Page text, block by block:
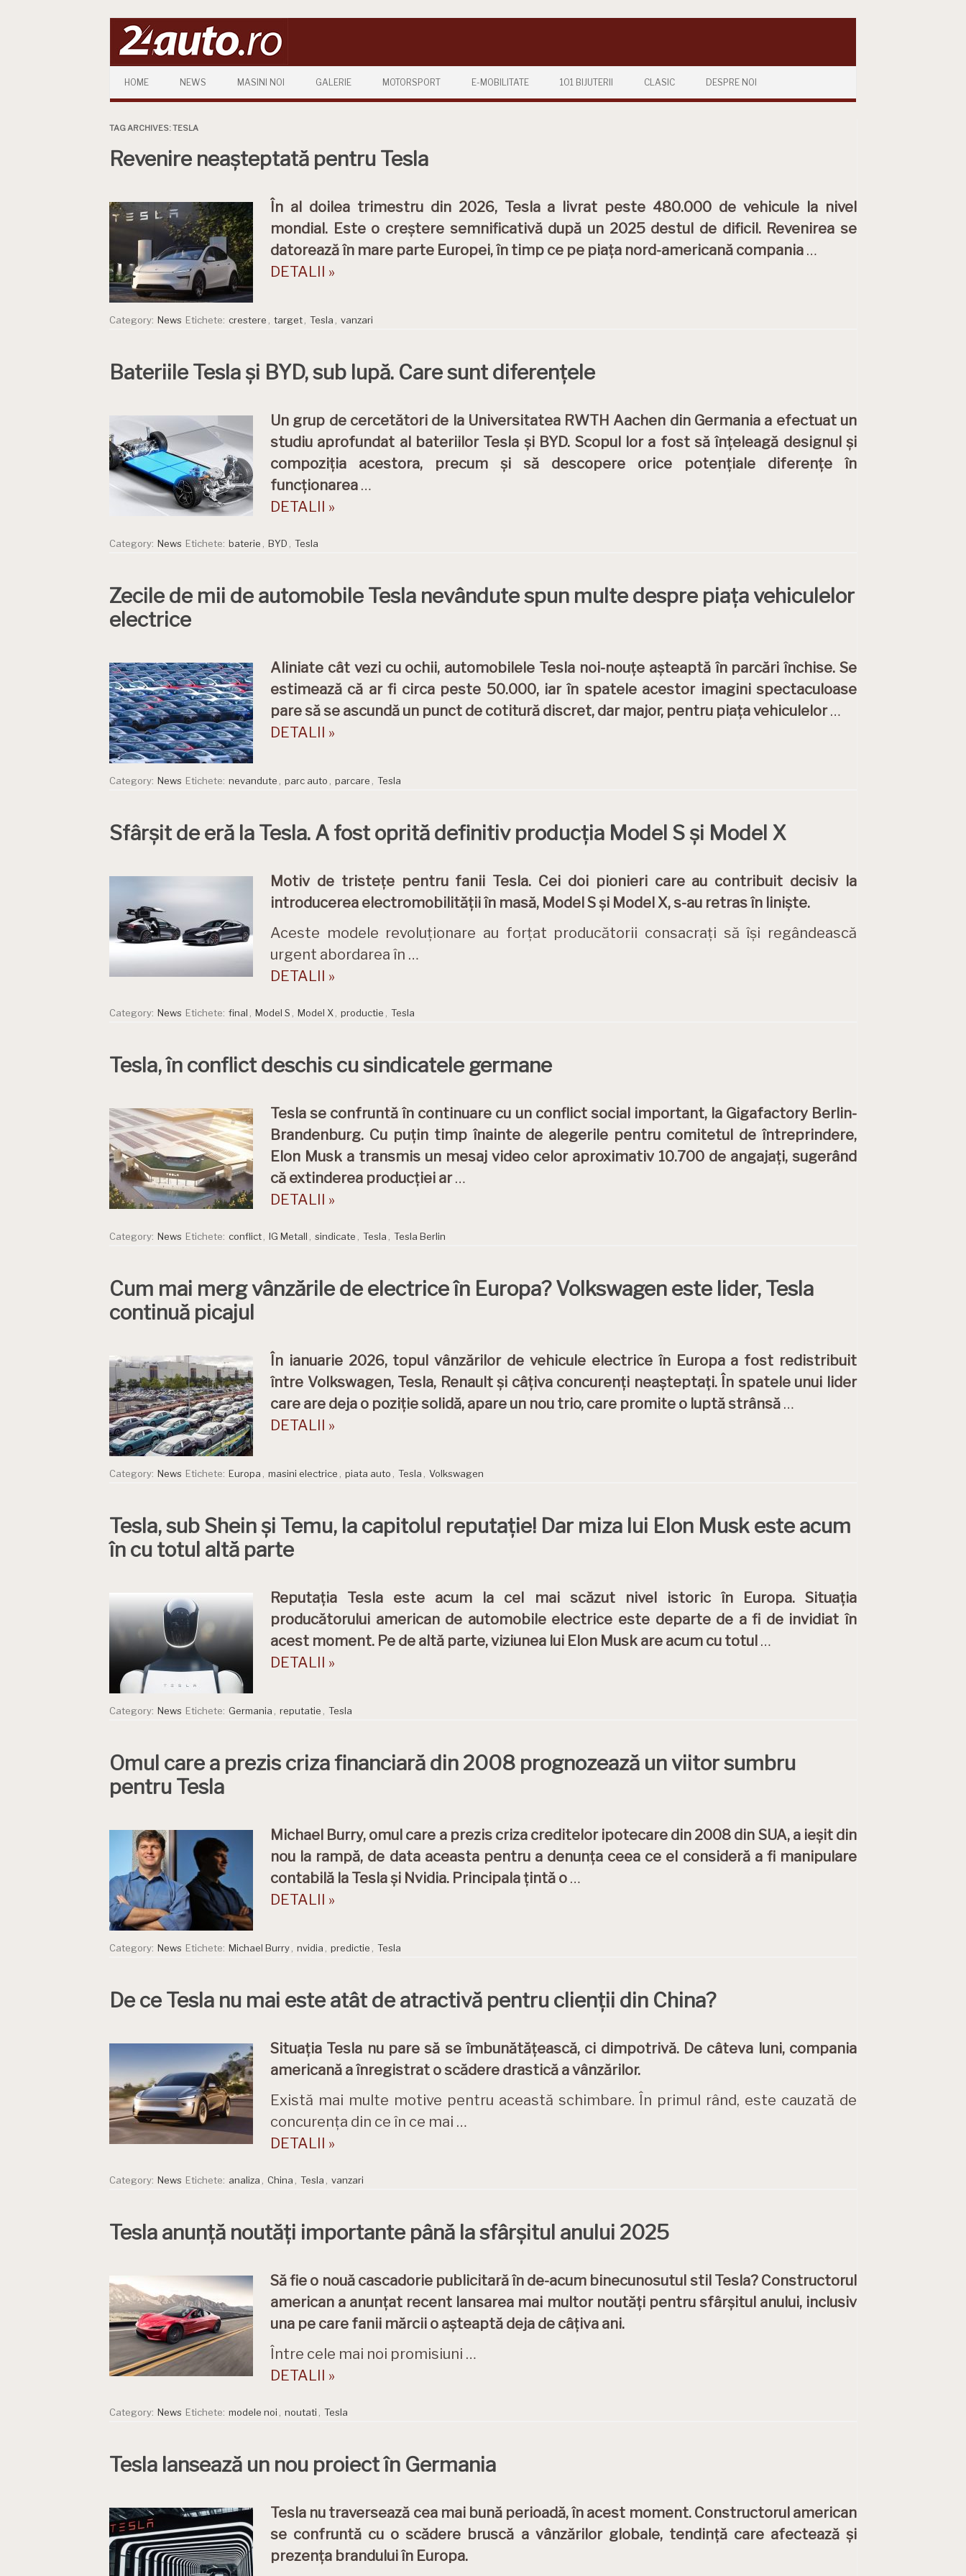
HOME NEWS MASINI NOI GALERIE MOTORSPORT E-MOBILITATE 101 BIJUTERII CLASIC DESPRE NOI
TAG ARCHIVES:TESLA
Revenire neașteptată pentru Tesla
În al doilea trimestru din 2026, Tesla a livrat peste 480.000 de vehicule la nivel
mondial. Este o creștere semnificativă după un 2025 destul de dificil. Revenirea se
datorează în mare parte Europei, în timp ce pe piața nord-americană compania …
DETALII »
Category: News Etichete: crestere target Tesla vanzari
Bateriile Tesla și BYD, sub lupă. Care sunt diferențele
Un grup de cercetători de la Universitatea RWTH Aachen din Germania a efectuat un
studiu aprofundat al bateriilor Tesla și BYD. Scopul lor a fost să înțeleagă designul și
compoziția acestora, precum și să descopere orice potențiale diferențe în
funcționarea …
DETALII »
Category: News Etichete: baterie BYD Tesla
Zecile de mii de automobile Tesla nevândute spun multe despre piața vehiculelor
electrice
Aliniate cât vezi cu ochii, automobilele Tesla noi-nouțe așteaptă în parcări închise. Se
estimează că ar fi circa peste 50.000, iar în spatele acestor imagini spectaculoase
pare să se ascundă un punct de cotitură discret, dar major, pentru piața vehiculelor…
DETALII »
Category: News Etichete: nevandute parc auto parcare Tesla
Sfârșit de eră la Tesla. A fost oprită definitiv producția Model S și Model X
Motiv de tristețe pentru fanii Tesla. Cei doi pionieri care au contribuit decisiv la
introducerea electromobilității în masă, Model S și Model X, s-au retras în liniște.
Aceste modele revoluționare au forțat producătorii consacrați să își regândească
urgent abordarea în …
DETALII »
Category: News Etichete: final Model S Model X productie Tesla
Tesla, în conflict deschis cu sindicatele germane
Tesla se confruntă în continuare cu un conflict social important, la Gigafactory Berlin-
Brandenburg. Cu puțin timp înainte de alegerile pentru comitetul de întreprindere,
Elon Musk a transmis un mesaj video celor aproximativ 10.700 de angajați, sugerând
că extinderea producției ar…
DETALII »
Category: News Etichete: conflict IG Metall sindicate Tesla Tesla Berlin
Cum mai merg vânzările de electrice în Europa? Volkswagen este lider, Tesla
continuă picajul
În ianuarie 2026, topul vânzărilor de vehicule electrice în Europa a fost redistribuit
între Volkswagen, Tesla, Renault și câțiva concurenți neașteptați. În spatele unui lider
care are deja o poziție solidă, apare un nou trio, care promite o luptă strânsă …
DETALII »
Category: News Etichete: Europa masini electrice piata auto Tesla Volkswagen
Tesla, sub Shein și Temu, la capitolul reputație! Dar miza lui Elon Musk este acum
în cu totul altă parte
Reputația Tesla este acum la cel mai scăzut nivel istoric în Europa. Situația
producătorului american de automobile electrice este departe de a fi de invidiat în
acest moment. Pe de altă parte, viziunea lui Elon Musk are acum cu totul …
DETALII »
Category: News Etichete: Germania reputatie Tesla
Omul care a prezis criza financiară din 2008 prognozează un viitor sumbru
pentru Tesla
Michael Burry, omul care a prezis criza creditelor ipotecare din 2008 din SUA, a ieșit din
nou la rampă, de data aceasta pentru a denunța ceea ce el consideră a fi manipulare
contabilă la Tesla și Nvidia. Principala țintă o …
DETALII »
Category: News Etichete: Michael Burry nvidia predictie Tesla
De ce Tesla nu mai este atât de atractivă pentru clienții din China?
Situația Tesla nu pare să se îmbunătățească, ci dimpotrivă. De câteva luni, compania
americană a înregistrat o scădere drastică a vânzărilor.
Există mai multe motive pentru această schimbare. În primul rând, este cauzată de
concurența din ce în ce mai …
DETALII »
Category: News Etichete: analiza China Tesla vanzari
Tesla anunță noutăți importante până la sfârșitul anului 2025
Să fie o nouă cascadorie publicitară în de-acum binecunosutul stil Tesla? Constructorul
american a anunțat recent lansarea mai multor noutăți pentru sfârșitul anului, inclusiv
una pe care fanii mărcii o așteaptă deja de câțiva ani.
Între cele mai noi promisiuni …
DETALII »
Category: News Etichete: modele noi noutati Tesla
Tesla lansează un nou proiect în Germania
Tesla nu traversează cea mai bună perioadă, în acest moment. Constructorul american
se confruntă cu o scădere bruscă a vânzărilor globale, tendință care afectează și
prezența brandului în Europa.